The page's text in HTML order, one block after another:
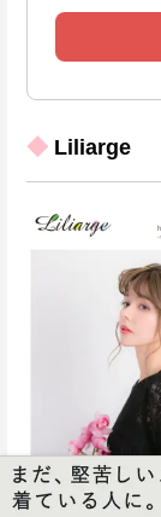
◆ Liliarge